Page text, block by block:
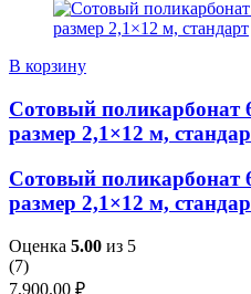
В корзину
Сотовый поликарбонат
размер 2,1×12 м,
Сотовый поликарбонат
размер 2,1×12 м,
Оценка 5.00 из 5
(7)
7,900.00 ₽